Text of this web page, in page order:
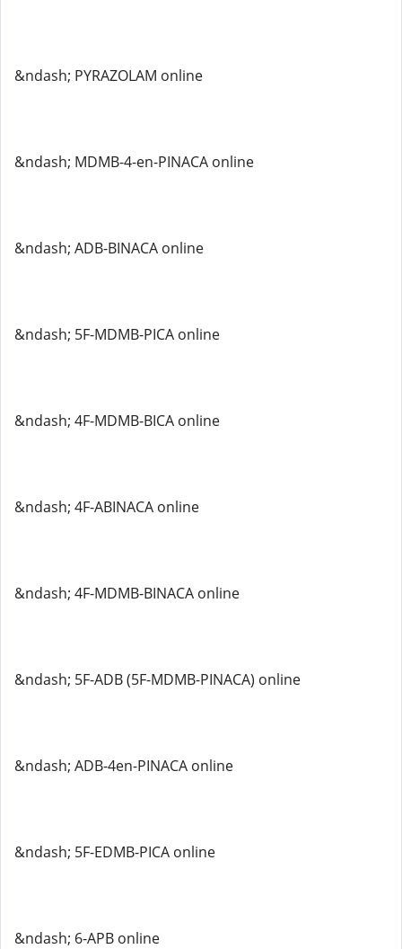
&ndash; PYRAZOLAM online
&ndash; MDMB-4-en-PINACA online
&ndash; ADB-BINACA online
&ndash; 5F-MDMB-PICA online
&ndash; 4F-MDMB-BICA online
&ndash; 4F-ABINACA online
&ndash; 4F-MDMB-BINACA online
&ndash; 5F-ADB (5F-MDMB-PINACA) online
&ndash; ADB-4en-PINACA online
&ndash; 5F-EDMB-PICA online
&ndash; 6-APB online